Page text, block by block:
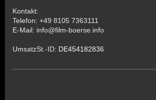
Kontakt:
Telefon: +49 8105 7363111
E-Mail: info@film-boerse.info
UmsatzSt.-ID: DE454182836